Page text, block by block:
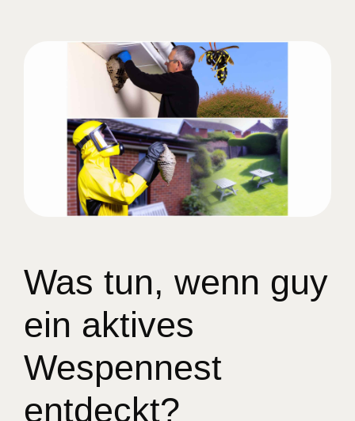
Was tun, wenn guy
ein aktives
Wespennest
entdeckt?